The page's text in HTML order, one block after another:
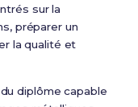
sur la
préparer un
la qualité et
diplôme capable